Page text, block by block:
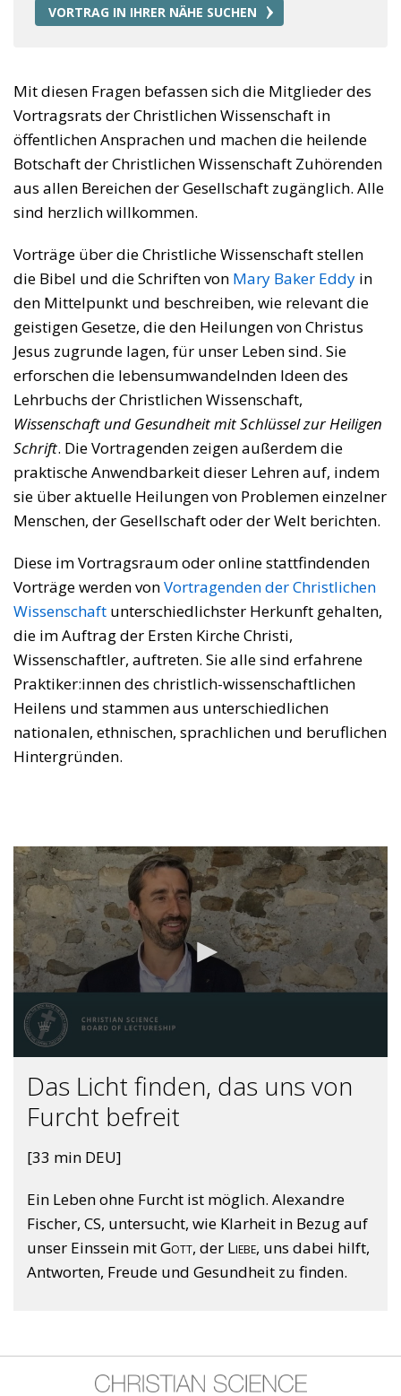
VORTRAG IN IHRER NÄHE SUCHEN
Mit diesen Fragen befassen sich die Mitglieder des
Vortragsrats der Christlichen Wissenschaft in
öffentlichen Ansprachen und machen die heilende
Botschaft der Christlichen Wissenschaft Zuhörenden
aus allen Bereichen der Gesellschaft zugänglich. Alle
sind herzlich willkommen.
Vorträge über die Christliche Wissenschaft stellen
die Bibel und die Schriften von Mary Baker Eddy in
den Mittelpunkt und beschreiben, wie relevant die
geistigen Gesetze, die den Heilungen von Christus
Jesus zugrunde lagen, für unser Leben sind. Sie
erforschen die lebensumwandelnden Ideen des
Lehrbuchs der Christlichen Wissenschaft,
Wissenschaft und Gesundheit mit Schlüssel zur Heiligen
Schrift. Die Vortragenden zeigen außerdem die
praktische Anwendbarkeit dieser Lehren auf, indem
sie über aktuelle Heilungen von Problemen einzelner
Menschen, der Gesellschaft oder der Welt berichten.
Diese im Vortragsraum oder online stattfindenden
Vorträge werden vonVortragenden der Christlichen
Wissenschaft unterschiedlichster Herkunft gehalten,
die im Auftrag der Ersten Kirche Christi,
Wissenschaftler, auftreten. Sie alle sind erfahrene
Praktiker:innen des christlich-wissenschaftlichen
Heilens und stammen aus unterschiedlichen
nationalen, ethnischen, sprachlichen und beruflichen
Hintergründen.
Das Licht finden, das uns von
Furcht befreit
[33 min DEU]
Ein Leben ohne Furcht ist möglich. Alexandre
Fischer, CS, untersucht, wie Klarheit in Bezug auf
unser Einssein mitGott, der Liebe, uns dabei hilft,
Antworten, Freude und Gesundheit zu finden.